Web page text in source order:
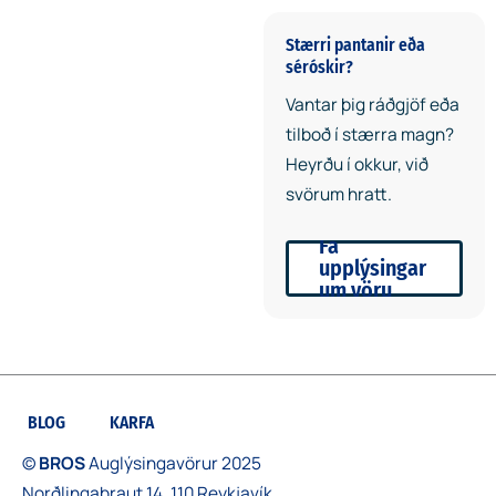
Stærri pantanir eða
séróskir?
Vantar þig ráðgjöf eða
tilboð í stærra magn?
Heyrðu í okkur, við
svörum hratt.
Fá
upplýsingar
um vöru
BLOG KARFA
©BROSAuglýsingavörur 2025